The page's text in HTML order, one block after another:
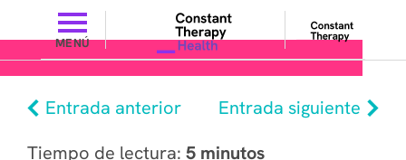
MENÚ
Entrada anterior
Entrada siguiente
Tiempo de lectura: 5 minutos